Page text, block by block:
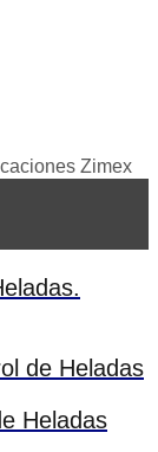
Zimex
de Heladas
Heladas